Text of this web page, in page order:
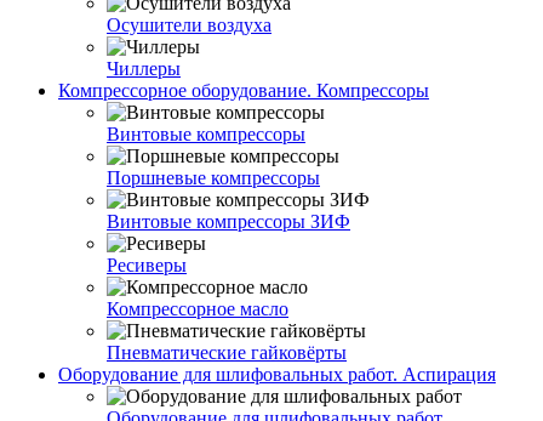
Осушители воздуха
Чиллеры
Компрессорное оборудование. Компрессоры
Винтовые компрессоры
Поршневые компрессоры
Винтовые компрессоры ЗИФ
Ресиверы
Компрессорное масло
Пневматические гайковёрты
Оборудование для шлифовальных работ. Аспирация